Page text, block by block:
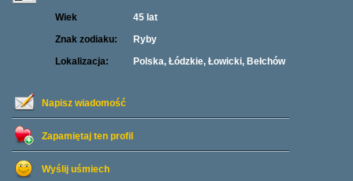
Napisz wiadomość
Zapamiętaj ten profil
Wyślij uśmiech
Wiek
45 lat
Znak zodiaku:
Ryby
Lokalizacja:
Polska, Łódzkie, Łowicki, Bełchów